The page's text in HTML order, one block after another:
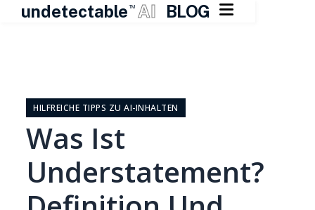
undetectable TM AI BLOG 
springenHILFREICHE TIPPS ZU AI-INHALTEN
Was Ist
Understatement?